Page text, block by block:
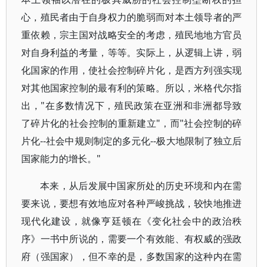
心，殖民者由于自身权力的脆弱而对本土领导者的严
重依赖，宗主国对战略安全的考虑，殖民地地方官员
对自身利益的考量，等等。实际上，从逻辑上讲，弱
化国家的作用，使社会控制碎片化，是西方列强实现
对其他国家控制的最有利的策略。所以，米格代尔指
出，"在多数情况下，殖民政策在亚洲和非洲都导致
了碎片化的社会控制的重新建立"，而"社会控制的碎
片化--社会中规则制定的多元化--极大地限制了独立后
国家能力的增长。"
本来，从后发展中国家所处的历史环境和内在需
要来说，要想有效地应对各种严峻挑战，较快地推进
现代化建设，就像亨廷顿在《变化社会中的政治秩
序》一书中所说的，需要一个有效能、有权威的强政
府（强国家），但不幸的是，多数国家的这种内在需